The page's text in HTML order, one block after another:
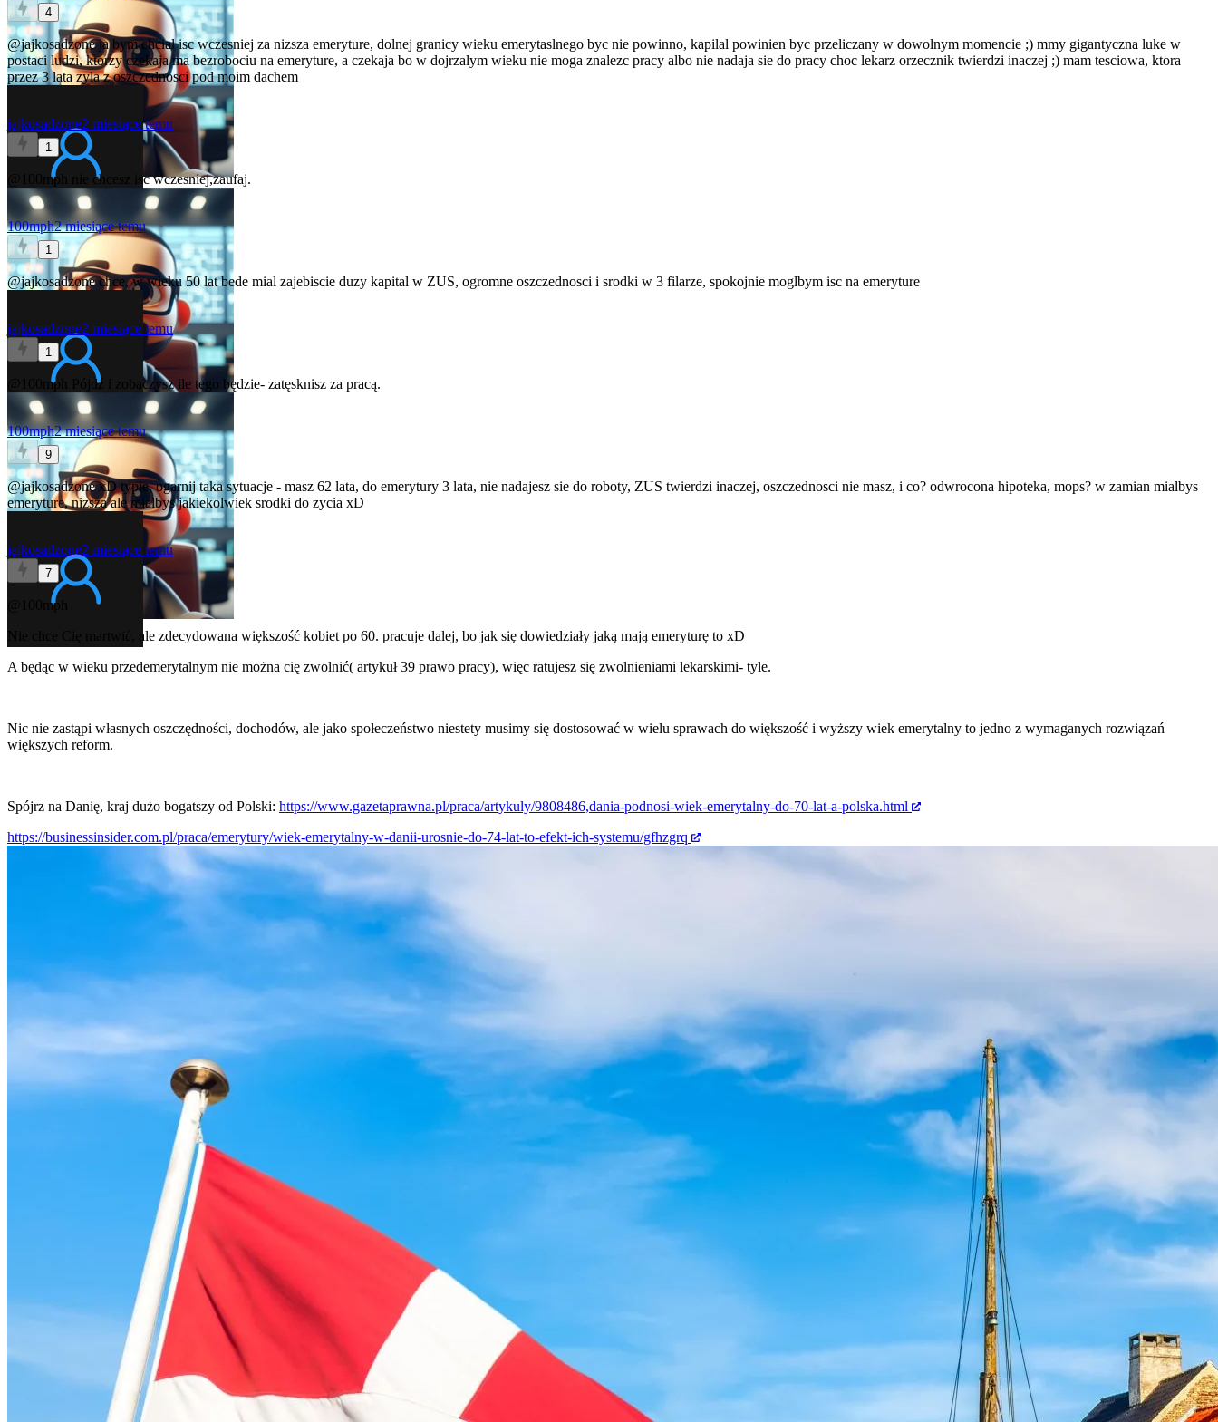
4
@jajkosadzoneja bym chcial isc wczesniej za nizsza emeryture, dolnej granicy wieku emerytaslnego byc nie powinno, kapilal powinien byc przeliczany w dowolnym momencie ;) mmy gigantyczna luke w
postaci ludzi, ktorzy czekaja ma bezrobociu na emeryture, a czekaja bo w dojrzalym wieku nie moga znalezc pracy albo nie nadaja sie do pracy choc lekarz orzecznik twierdzi inaczej ;) mam tesciowa, ktora
przez 3 lata zyla z oszczednosci pod moim dachem
jajkosadzone2 miesiące temu
1
@100mph nie chcesz isc wczesniej,zaufaj.
100mph2 miesiące temu
1
@jajkosadzonechce, w wieku 50 lat bede mial zajebiscie duzy kapital w ZUS, ogromne oszczednosci i srodki w 3 filarze, spokojnie moglbym isc na emeryture
jajkosadzone2 miesiące temu
1
@100mph Pójdź i zobaczysz ile tego będzie- zatęsknisz za pracą.
100mph2 miesiące temu
9
@jajkosadzonexD typie, ogarnij taka sytuacje - masz 62 lata, do emerytury 3 lata, nie nadajesz sie do roboty, ZUS twierdzi inaczej, oszczednosci nie masz, i co? odwrocona hipoteka, mops? w zamian mialbys
emeryture, nizsza ale mialbys jakiekolwiek srodki do zycia xD
jajkosadzone2 miesiące temu
7
@100mph
Nie chce Cię martwić, ale zdecydowana większość kobiet po 60. pracuje dalej, bo jak się dowiedziały jaką mają emeryturę to xD
A będąc w wieku przedemerytalnym nie można cię zwolnić( artykuł 39 prawo pracy), więc ratujesz się zwolnieniami lekarskimi- tyle.
Nic nie zastąpi własnych oszczędności, dochodów, ale jako społeczeństwo niestety musimy się dostosować w wielu sprawach do większość i wyższy wiek emerytalny to jedno z wymaganych rozwiązań
większych reform.
Spójrz na Danię, kraj dużo bogatszy od Polski: https://www.gazetaprawna.pl/praca/artykuly/9808486,dania-podnosi-wiek-emerytalny-do-70-lat-a-polska.html
https://businessinsider.com.pl/praca/emerytury/wiek-emerytalny-w-danii-urosnie-do-74-lat-to-efekt-ich-systemu/gfhzgrq